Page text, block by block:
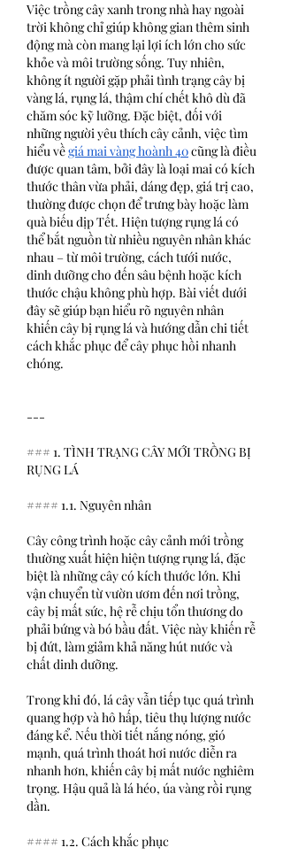
Việc trồng cây xanh trong nhà hay ngoài
trời không chỉ giúp không gian thêm sinh
động mà còn mang lại lợi ích lớn cho sức
khỏe và môi trường sống. Tuy nhiên,
không ít người gặp phải tình trạng cây bị
vàng lá, rụng lá, thậm chí chết khô dù đã
chăm sóc kỹ lưỡng. Đặc biệt, đối với
những người yêu thích cây cảnh, việc tìm
hiểu về giá mai vàng hoành 40 cũng là điều
được quan tâm, bởi đây là loại mai có kích
thước thân vừa phải, dáng đẹp, giá trị cao,
thường được chọn để trưng bày hoặc làm
quà biếu dịp Tết. Hiện tượng rụng lá có
thể bắt nguồn từ nhiều nguyên nhân khác
nhau – từ môi trường, cách tưới nước,
dinh dưỡng cho đến sâu bệnh hoặc kích
thước chậu không phù hợp. Bài viết dưới
đây sẽ giúp bạn hiểu rõ nguyên nhân
khiến cây bị rụng lá và hướng dẫn chi tiết
cách khắc phục để cây phục hồi nhanh
chóng.
---
### 1. TÌNH TRẠNG CÂY MỚI TRỒNG BỊ
RỤNG LÁ
#### 1.1. Nguyên nhân
Cây công trình hoặc cây cảnh mới trồng
thường xuất hiện hiện tượng rụng lá, đặc
biệt là những cây có kích thước lớn. Khi
vận chuyển từ vườn ươm đến nơi trồng,
cây bị mất sức, hệ rễ chịu tổn thương do
phải bứng và bó bầu đất. Việc này khiến rễ
bị đứt, làm giảm khả năng hút nước và
chất dinh dưỡng.
Trong khi đó, lá cây vẫn tiếp tục quá trình
quang hợp và hô hấp, tiêu thụ lượng nước
đáng kể. Nếu thời tiết nắng nóng, gió
mạnh, quá trình thoát hơi nước diễn ra
nhanh hơn, khiến cây bị mất nước nghiêm
trọng. Hậu quả là lá héo, úa vàng rồi rụng
dần.
#### 1.2. Cách khắc phục